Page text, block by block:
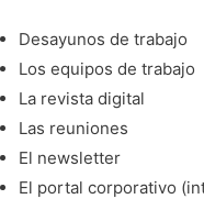
Desayunos de trabajo
Los equipos de trabajo
La revista digital
Las reuniones
El newsletter
El portal corporativo